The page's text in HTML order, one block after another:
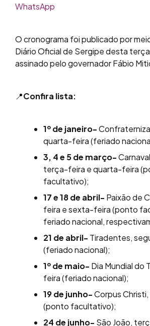
WhatsApp
O cronograma foi publicado por
Diário Oficial de Sergipe desta
assinado pelo governador Fábio
📍Confira lista:
1º de janeiro-
quarta-feira (feriado
3, 4 e 5 de março-
terça-feira e quarta-feira
facultativo);
17 e 18 de abril- Paixão de
feira e sexta-feira (ponto
feriado nacional,
21 de abril- Tiradentes,
(feriado nacional);
1º de maio- Dia Mundial do
feira (feriado nacional);
19 de junho-Corpus
(ponto facultativo);
24 de junho- São João,